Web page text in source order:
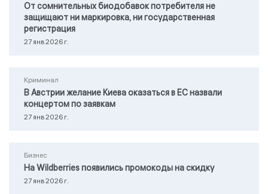
От сомнительных биодобавок потребителя не
защищают ни маркировка, ни государственная
регистрация
27 янв 2026 г.
Криминал
В Австрии желание Киева оказаться в ЕС назвали
концертом по заявкам
27 янв 2026 г.
Бизнес
На Wildberries появились промокоды на скидку
27 янв 2026 г.